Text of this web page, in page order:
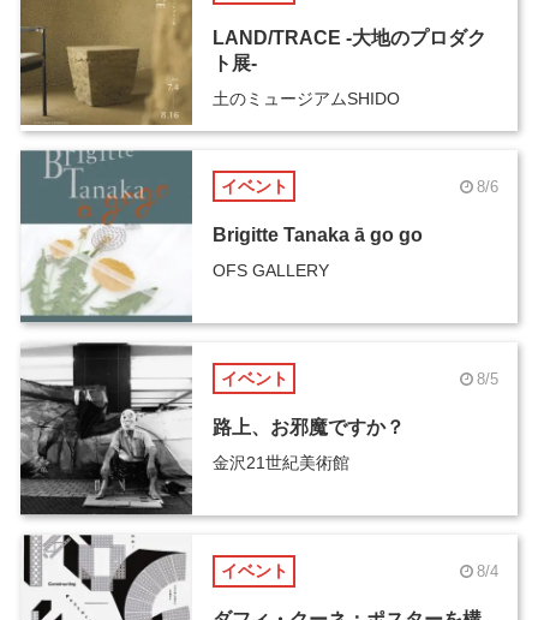
LAND/TRACE -大地のプロダク
ト展-
土のミュージアムSHIDO
イベント 8/6
Brigitte Tanaka ā go go
OFS GALLERY
イベント 8/5
路上、お邪魔ですか？
金沢21世紀美術館
イベント 8/4